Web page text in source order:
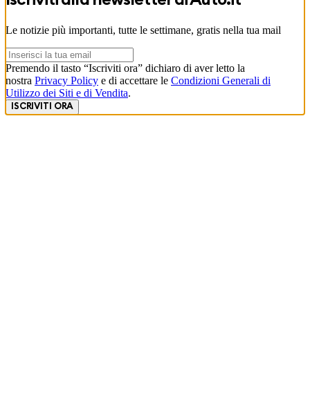
Le notizie più importanti, tutte le settimane, gratis nella tua mail
Premendo il tasto “Iscriviti ora” dichiaro di aver letto la
nostra Privacy Policy e di accettare le Condizioni Generali di
Utilizzo dei Siti e di Vendita.
ISCRIVITI ORA